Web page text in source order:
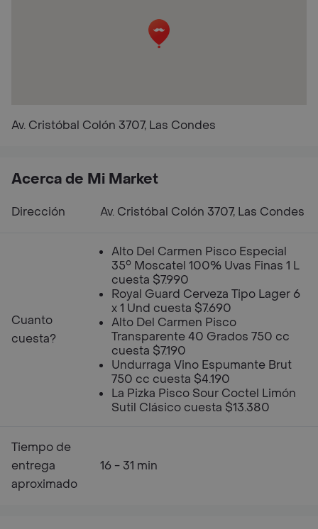
Av. Cristóbal Colón 3707, Las Condes
Acerca de Mi Market
Dirección Av. Cristóbal Colón 3707, Las Condes
Cuanto
cuesta?
Alto Del Carmen Pisco Especial
35° Moscatel 100% Uvas Finas 1 L
cuesta $7.990
Royal Guard Cerveza Tipo Lager 6
x 1 Und cuesta $7.690
Alto Del Carmen Pisco
Transparente 40 Grados 750 cc
cuesta $7.190
Undurraga Vino Espumante Brut
750 cc cuesta $4.190
La Pizka Pisco Sour Coctel Limón
Sutil Clásico cuesta $13.380
Tiempo de
entrega
aproximado
16 - 31 min